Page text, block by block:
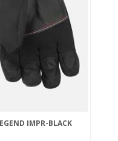
IMPR-BLACK